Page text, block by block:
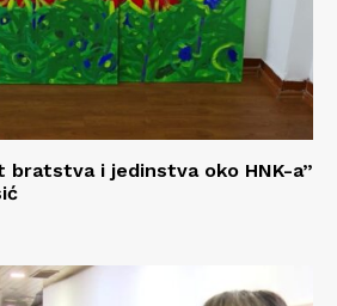
bratstva i jedinstva oko HNK-a”